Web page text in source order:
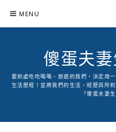
content
MENU
傻蛋夫
愛到處吃吃喝喝、旅遊的我們，決定用
生活歷程！並將我們的生活、經歷與所
「傻蛋夫妻